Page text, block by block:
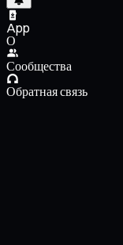
App
О
Сообщества
Обратная связь